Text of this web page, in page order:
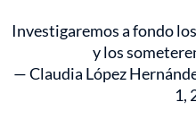
Investigaremos a fondo
y los
— Claudia López
1,